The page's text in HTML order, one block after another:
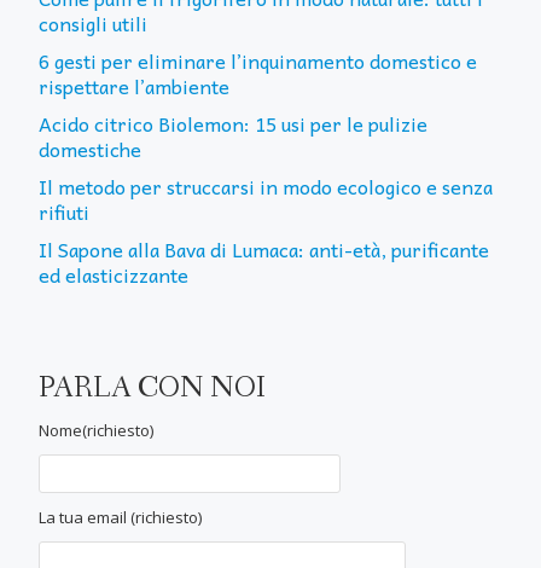
consigli utili
6 gesti per eliminare l’inquinamento domestico e
rispettare l’ambiente
Acido citrico Biolemon: 15 usi per le pulizie
domestiche
Il metodo per struccarsi in modo ecologico e senza
rifiuti
Il Sapone alla Bava di Lumaca: anti-età, purificante
ed elasticizzante
PARLA CON NOI
Nome(richiesto)
La tua email (richiesto)